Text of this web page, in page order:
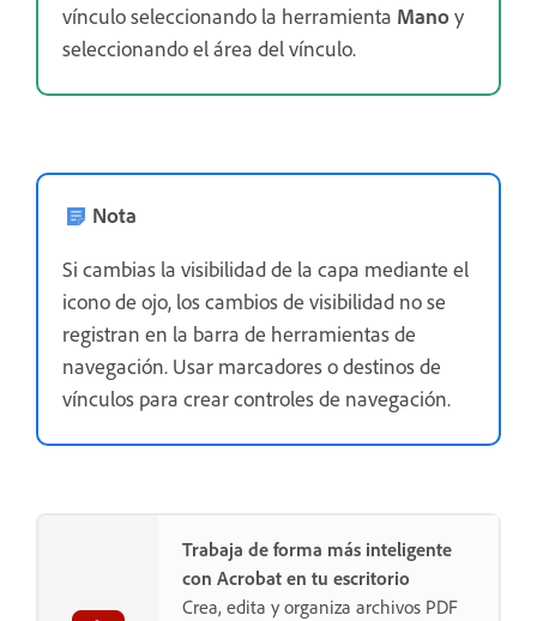
vínculo seleccionando la herramienta Manoy
seleccionando el área del vínculo.
Nota
Si cambias la visibilidad de la capa mediante el
icono de ojo, los cambios de visibilidad no se
registran en la barra de herramientas de
navegación. Usar marcadores o destinos de
vínculos para crear controles de navegación.
Trabaja de forma más inteligente
con Acrobat en tu escritorio
Crea, edita y organiza archivos PDF